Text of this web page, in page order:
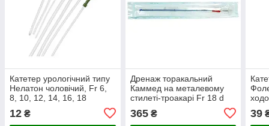
Катетер урологічний типу
Нелатон чоловічий, Fr 6,
8, 10, 12, 14, 16, 18
12 ₴
Дренаж торакальний
Каммед на металевому
стилеті-троакарі Fr 18 d
365₴ 39